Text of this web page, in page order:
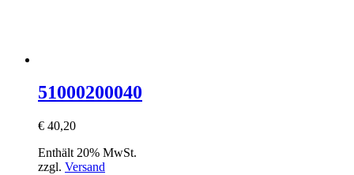
51000200040
€ 40,20
Enthält 20% MwSt.
zzgl. Versand